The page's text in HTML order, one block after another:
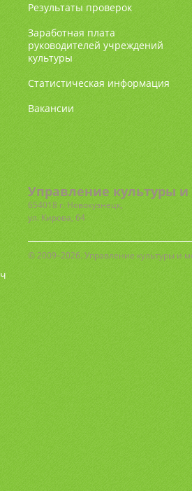
Результаты проверок
Заработная плата
руководителей учреждений
культуры
Статистическая информация
Вакансии
Управление культуры
654018 г. Новокузнецк,
ул. Кирова, 64
© 2009–2026. Управление культуры и
ч